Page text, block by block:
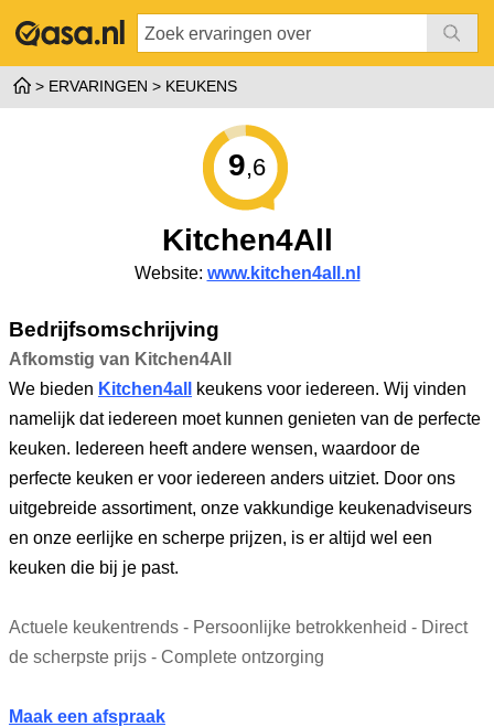
ERVARINGEN KEUKENS
9,6
Kitchen4All
Website: www.kitchen4all.nl
Bedrijfsomschrijving
Afkomstig van Kitchen4All
We bieden Kitchen4all
keukens voor iedereen. Wij vinden
namelijk dat iedereen moet kunnen genieten van de perfecte
keuken. Iedereen heeft andere wensen, waardoor de
perfecte keuken er voor iedereen anders uitziet. Door ons
uitgebreide assortiment, onze vakkundige keukenadviseurs
en onze eerlijke en scherpe prijzen, is er altijd wel een
keuken die bij je past.
Actuele keukentrends - Persoonlijke betrokkenheid - Direct
de scherpste prijs - Complete ontzorging
Maak een afspraak